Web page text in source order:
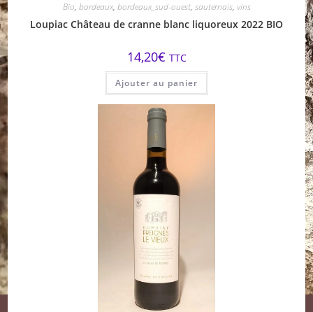
Bio, bordeaux, bordeaux_sud-ouest, sauternais, vins
Loupiac Château de cranne blanc liquoreux 2022 BIO
14,20€ TTC
Ajouter au panier